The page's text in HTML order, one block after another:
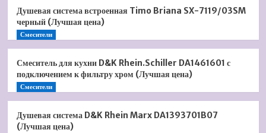
Душевая система встроенная Timo Briana SX-7119/03SM
черный (Лучшая цена)
Смесители
Смеситель для кухни D&K Rhein.Schiller DA1461601 с
подключением к фильтру хром (Лучшая цена)
Смесители
Душевая система D&K Rhein Marx DA1393701B07
(Лучшая цена)